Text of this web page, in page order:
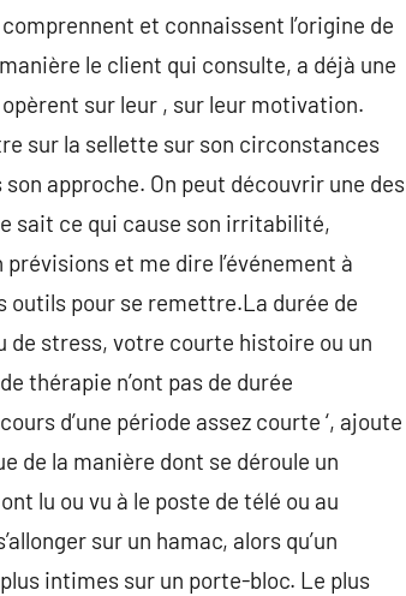
et connaissent l’origine de
le client qui consulte, a déjà une
sur leur , sur leur motivation.
sur la sellette sur son circonstances
approche. On peut découvrir une des
sait ce qui cause son irritabilité,
prévisions et me dire l’événement à
outils pour se remettre.La durée de
de stress, votre courte histoire ou un
thérapie n’ont pas de durée
d’une période assez courte ‘, ajoute
de la manière dont se déroule un
lu ou vu à le poste de télé ou au
sur un hamac, alors qu’un
intimes sur un porte-bloc. Le plus